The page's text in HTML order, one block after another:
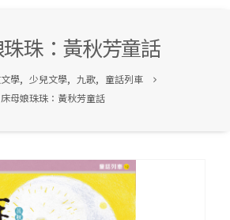
珠：黃秋芳童話
學, 少兒文學, 九歌, 童話列車
床母娘珠珠：黃秋芳童話